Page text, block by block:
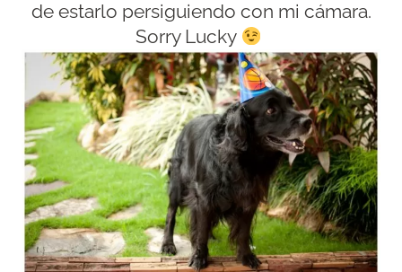
de estarlo persiguiendo con mi cámara.
Sorry Lucky